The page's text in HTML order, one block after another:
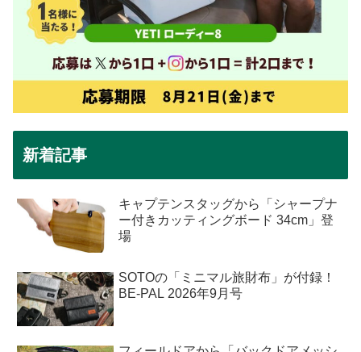
新着記事
キャプテンスタッグから「シャープナ
ー付きカッティングボード 34cm」登
場
SOTOの「ミニマル旅財布」が付録！
BE-PAL 2026年9月号